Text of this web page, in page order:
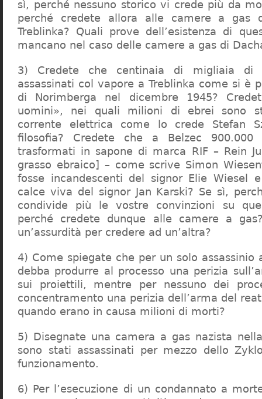
sì, perché nessuno storico vi crede più da
perché credete allora alle camere a gas
Treblinka? Quali prove dell’esistenza di
mancano nel caso delle camere a gas di
3) Credete che centinaia di migliaia di
assassinati col vapore a Treblinka come si è
di Norimberga nel dicembre 1945?
uomini», nei quali milioni di ebrei sono
corrente elettrica come lo crede Stefan
filosofia? Credete che a Belzec
trasformati in sapone di marca RIF – Rein
grasso ebraico] – come scrive Simon
fosse incandescenti del signor Elie Wiesel
calce viva del signor Jan Karski? Se sì,
condivide più le vostre convinzioni su
perché credete dunque alle camere a
un’assurdità per credere ad un’altra?
4) Come spiegate che per un solo assassinio
debba produrre al processo una perizia
sui proiettili, mentre per nessuno dei
concentramento una perizia dell’arma del
quando erano in causa milioni di morti?
5) Disegnate una camera a gas nazista
sono stati assassinati per mezzo dello
funzionamento.
6) Per l’esecuzione di un condannato a